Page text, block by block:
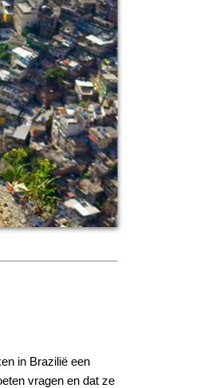
in Brazilië een
vragen en dat ze